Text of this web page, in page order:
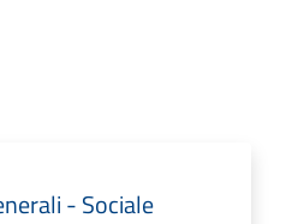
- Sociale